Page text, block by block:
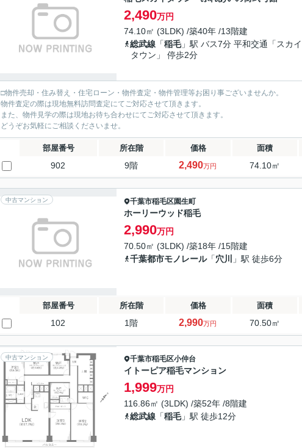
2,490万円
74.10㎡ (3LDK) /築40年 /13階建
総武線 「稲毛」駅 バス7分 平和交通「スカイ
タウン」 停歩2分
□物件売却・住み替え・住宅ローン・物件査定・物件管理等お困り事ございませんか。
物件査定の際は現地無料訪問査定にてご対応させて頂きます。
また、物件見学の際は現地お待ち合わせにてご対応させて頂きます。
どうぞお気軽にご相談くださいませ。
部屋番号 所在階 価格 面積
902 9階 2,490万円 74.10㎡
中古マンション 千葉市稲毛区園生町
ホーリーウッド稲毛
2,990万円
70.50㎡ (3LDK) /築18年 /15階建
千葉都市モノレール「穴川 」駅 徒歩6分
部屋番号 所在階 価格 面積
102 1階 2,990万円 70.50㎡
中古マンション 千葉市稲毛区小仲台
イトーピア稲毛マンション
1,999万円
116.86㎡ (3LDK) /築52年 /8階建
総武線 「稲毛」駅 徒歩12分